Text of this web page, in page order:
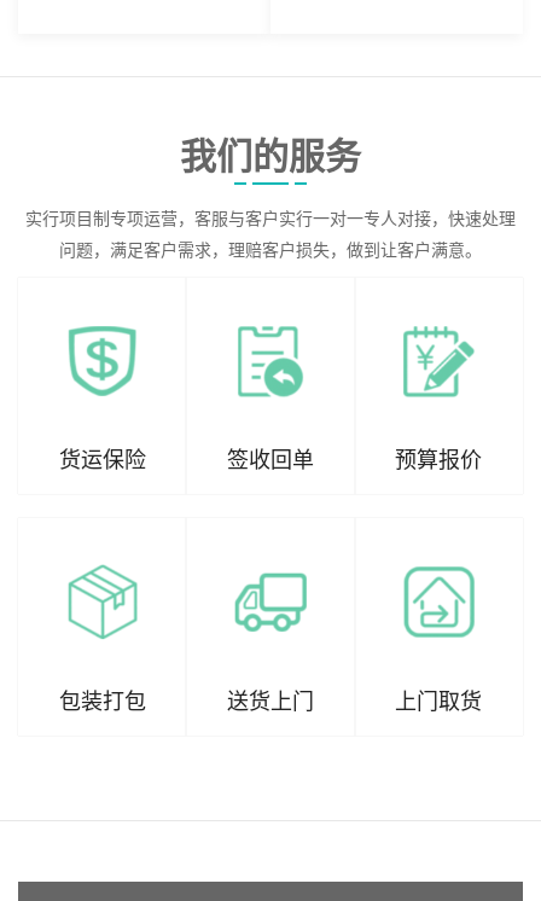
我们的服务
实行项目制专项运营，客服与客户实行一对一专人对接，快速处理
问题，满足客户需求，理赔客户损失，做到让客户满意。
货运保险 签收回单 预算报价
包装打包 送货上门 上门取货